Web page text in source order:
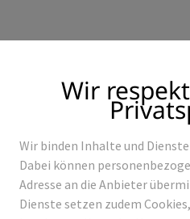
Produkte
Wir
Wir binden Inhalte und
Dabei können
Adresse an die Anbieter
Dienste setzen zudem